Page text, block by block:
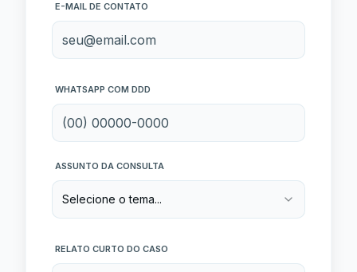
E-MAIL DE CONTATO
WHATSAPP COM DDD
ASSUNTO DA CONSULTA
Selecione o tema...
RELATO CURTO DO CASO